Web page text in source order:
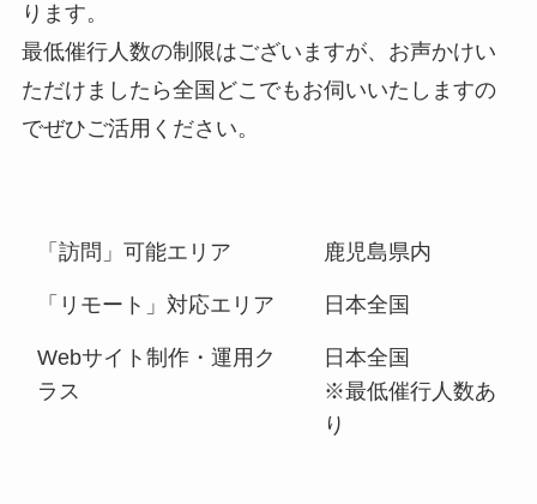
ります。
最低催行人数の制限はございますが、お声かけい
ただけましたら全国どこでもお伺いいたしますの
でぜひご活用ください。
「訪問」可能エリア 鹿児島県内
「リモート」対応エリア 日本全国
Webサイト制作・運用ク
ラス
日本全国
※最低催行人数あ
り